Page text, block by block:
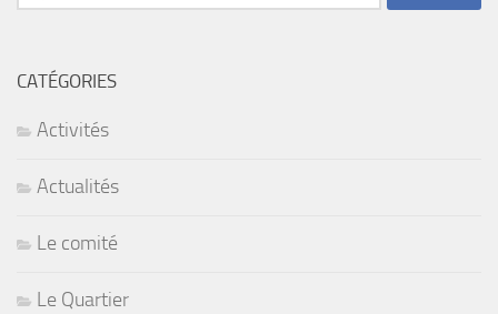
CATÉGORIES
Activités
Actualités
Le comité
Le Quartier